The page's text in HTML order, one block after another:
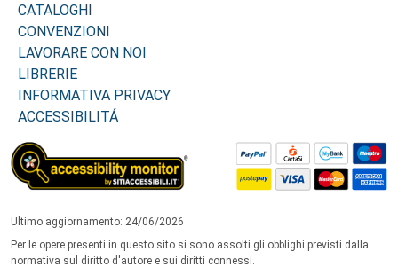
CATALOGHI
CONVENZIONI
LAVORARE CON NOI
LIBRERIE
INFORMATIVA PRIVACY
ACCESSIBILITÁ
Ultimo aggiornamento: 24/06/2026
Per le opere presenti in questo sito si sono assolti gli obblighi previsti dalla
normativa sul diritto d'autore e sui diritti connessi.